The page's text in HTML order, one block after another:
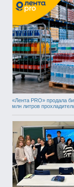
«Лента PRO» продала
млн литров